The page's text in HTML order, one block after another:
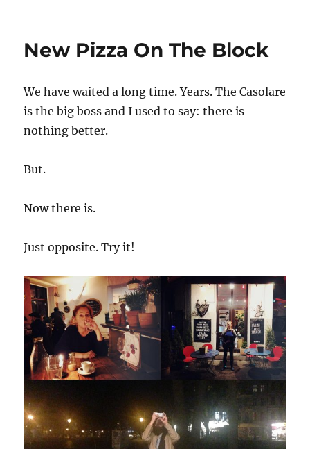
New Pizza On The Block
We have waited a long time. Years. The Casolare
is the big boss and I used to say: there is
nothing better.
But.
Now there is.
Just opposite. Try it!